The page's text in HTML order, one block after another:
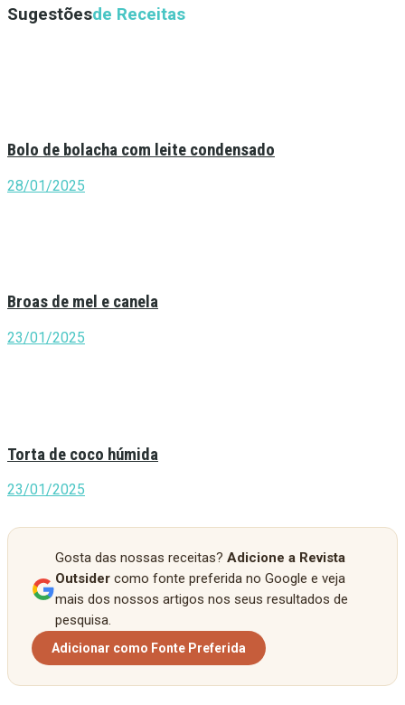
Sugestõesde Receitas
Bolo de bolacha com leite condensado
28/01/2025
Broas de mel e canela
23/01/2025
Torta de coco húmida
23/01/2025
Gosta das nossas receitas? Adicione a Revista
Outsider como fonte preferida no Google e veja
mais dos nossos artigos nos seus resultados de
pesquisa.
Adicionar como Fonte Preferida